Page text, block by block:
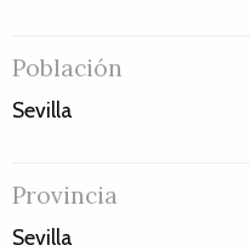
Población
Sevilla
Provincia
Sevilla